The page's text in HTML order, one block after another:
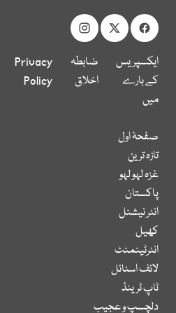
ایکسپریس
کے بارے
میں
ضابطہ
اخلاق
Privacy
Policy
صفحۂ اول
تازہ ترین
غزہ لہو لہو
پاکستان
انٹر نیشنل
کھیل
انٹرٹینمنٹ
لائف اسٹائل
ٹاپ ٹرینڈ
دلچسپ و عجیب